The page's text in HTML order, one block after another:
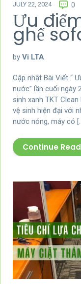
JULY 22, 2024 0
Ưu
ghế
by Vi LTA
Cập nhật Bài Viết “
nước” lần cuối ngày
sinh xanh TKT
vệ sinh hiện đại với
nước nóng, máy có
Continue